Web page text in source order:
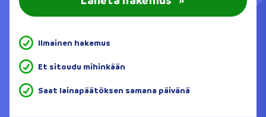
Ilmainen hakemus
Et sitoudu mihinkään
Saat lainapäätöksen samana päivänä